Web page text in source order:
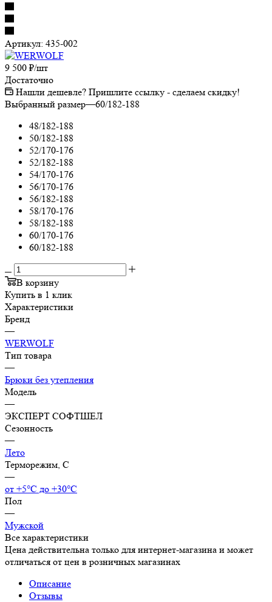
Артикул: 435-002
9 500 ₽/шт
Достаточно
Нашли дешевле? Пришлите ссылку - сделаем скидку!
Выбранный размер—60/182-188
48/182-188
50/182-188
52/170-176
52/182-188
54/170-176
56/170-176
56/182-188
58/170-176
58/182-188
60/170-176
60/182-188
В корзину
Купить в 1 клик
Характеристики
Бренд
—
WERWOLF
Тип товара
—
Брюки без утепления
Модель
—
ЭКСПЕРТ СОФТШЕЛ
Сезонность
—
Лето
Терморежим, C
—
от +5°С до +30°С
Пол
—
Мужской
Все характеристики
Цена действительна только для интернет-магазина и может
отличаться от цен в розничных магазинах
Описание
Отзывы